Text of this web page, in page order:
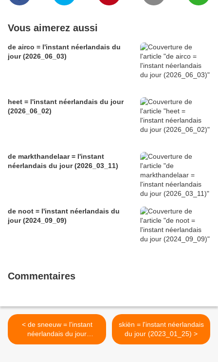
Vous aimerez aussi
de airco = l'instant néerlandais du
jour (2026_06_03)
heet = l'instant néerlandais du jour
(2026_06_02)
de markthandelaar = l'instant
néerlandais du jour (2026_03_11)
de noot = l'instant néerlandais du
jour (2024_09_09)
Commentaires
< de sneeuw = l'instant
néerlandais du jour
(2023_01_23)
skiën = l'instant néerlandais
du jour (2023_01_25) >